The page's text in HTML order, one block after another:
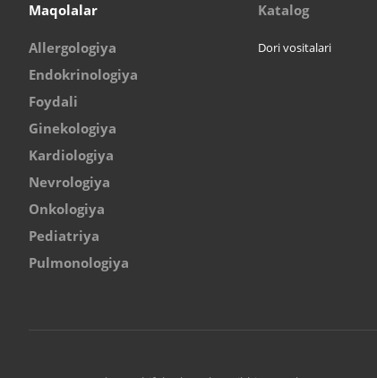
Maqolalar
Allergologiya
Endokrinologiya
Foydali
Ginekologiya
Kardiologiya
Nevrologiya
Onkologiya
Pediatriya
Pulmonologiya
Katalog
Dori vositalari